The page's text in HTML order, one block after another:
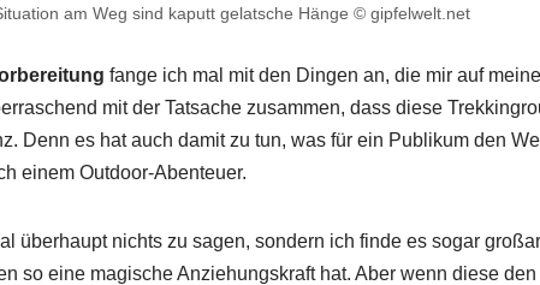
am Weg sind kaputt gelatsche Hänge © gipfelwelt.net
fange ich mal mit den Dingen an, die mir auf
mit der Tatsache zusammen, dass diese
Denn es hat auch damit zu tun, was für ein Publikum den
einem Outdoor-Abenteuer.
überhaupt nichts zu sagen, sondern ich finde es sogar
so eine magische Anziehungskraft hat. Aber wenn diese